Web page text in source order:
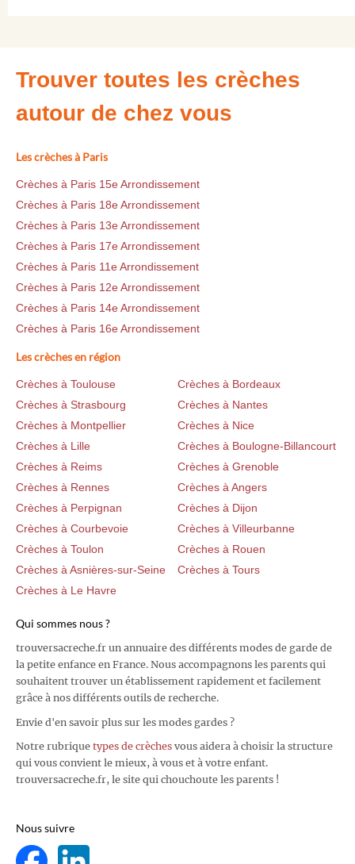
Trouver toutes les crèches
autour de chez vous
Les crèches à Paris
Crèches à Paris 15e Arrondissement
Crèches à Paris 18e Arrondissement
Crèches à Paris 13e Arrondissement
Crèches à Paris 17e Arrondissement
Crèches à Paris 11e Arrondissement
Crèches à Paris 12e Arrondissement
Crèches à Paris 14e Arrondissement
Crèches à Paris 16e Arrondissement
Les crèches en région
Crèches à Toulouse
Crèches à Bordeaux
Crèches à Strasbourg
Crèches à Nantes
Crèches à Montpellier
Crèches à Nice
Crèches à Lille
Crèches à Boulogne-Billancourt
Crèches à Reims
Crèches à Grenoble
Crèches à Rennes
Crèches à Angers
Crèches à Perpignan
Crèches à Dijon
Crèches à Courbevoie
Crèches à Villeurbanne
Crèches à Toulon
Crèches à Rouen
Crèches à Asnières-sur-Seine
Crèches à Tours
Crèches à Le Havre
Qui sommes nous ?
trouversacreche.fr un annuaire des différents modes de garde de
la petite enfance en France. Nous accompagnons les parents qui
souhaitent trouver un établissement rapidement et facilement
grâce à nos différents outils de recherche.
Envie d'en savoir plus sur les modes gardes ?
Notre rubrique types de crèches vous aidera à choisir la structure
qui vous convient le mieux, à vous et à votre enfant.
trouversacreche.fr, le site qui chouchoute les parents !
Nous suivre